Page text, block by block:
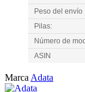
Peso del envío
Pilas:
Número de
ASIN
Marca Adata